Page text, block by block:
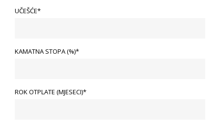
UČEŠĆE*
KAMATNA STOPA (%)*
ROK OTPLATE (MJESECI)*